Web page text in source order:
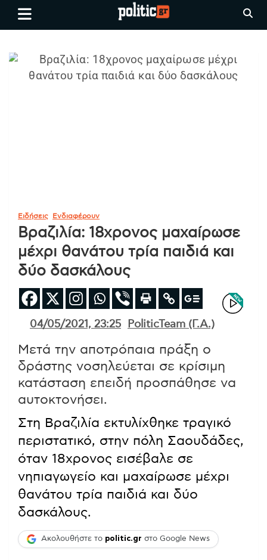
Skip
Ειδήσεις απο τη
Θεσσαλονίκη, την Ελλάδα και
όλο τον Κόσμο
politic.gr
Ειδήσεις Ενδιαφέρουν
Βραζιλία: 18χρονος μαχαίρωσε
μέχρι θανάτου τρία παιδιά και
δύο δασκάλους
04/05/2021, 23:25 PoliticTeam (Γ.Α.)
Μετά την αποτρόπαια πράξη ο
δράστης νοσηλεύεται σε κρίσιμη
κατάσταση επειδή προσπάθησε να
αυτοκτονήσει.
Στη Βραζιλία εκτυλίχθηκε τραγικό
περιστατικό, στην πόλη Σαουδάδες,
όταν 18χρονος εισέβαλε σε
νηπιαγωγείο και μαχαίρωσε μέχρι
θανάτου τρία παιδιά και δύο
δασκάλους.
Ακολουθήστε το politic.gr στο Google News